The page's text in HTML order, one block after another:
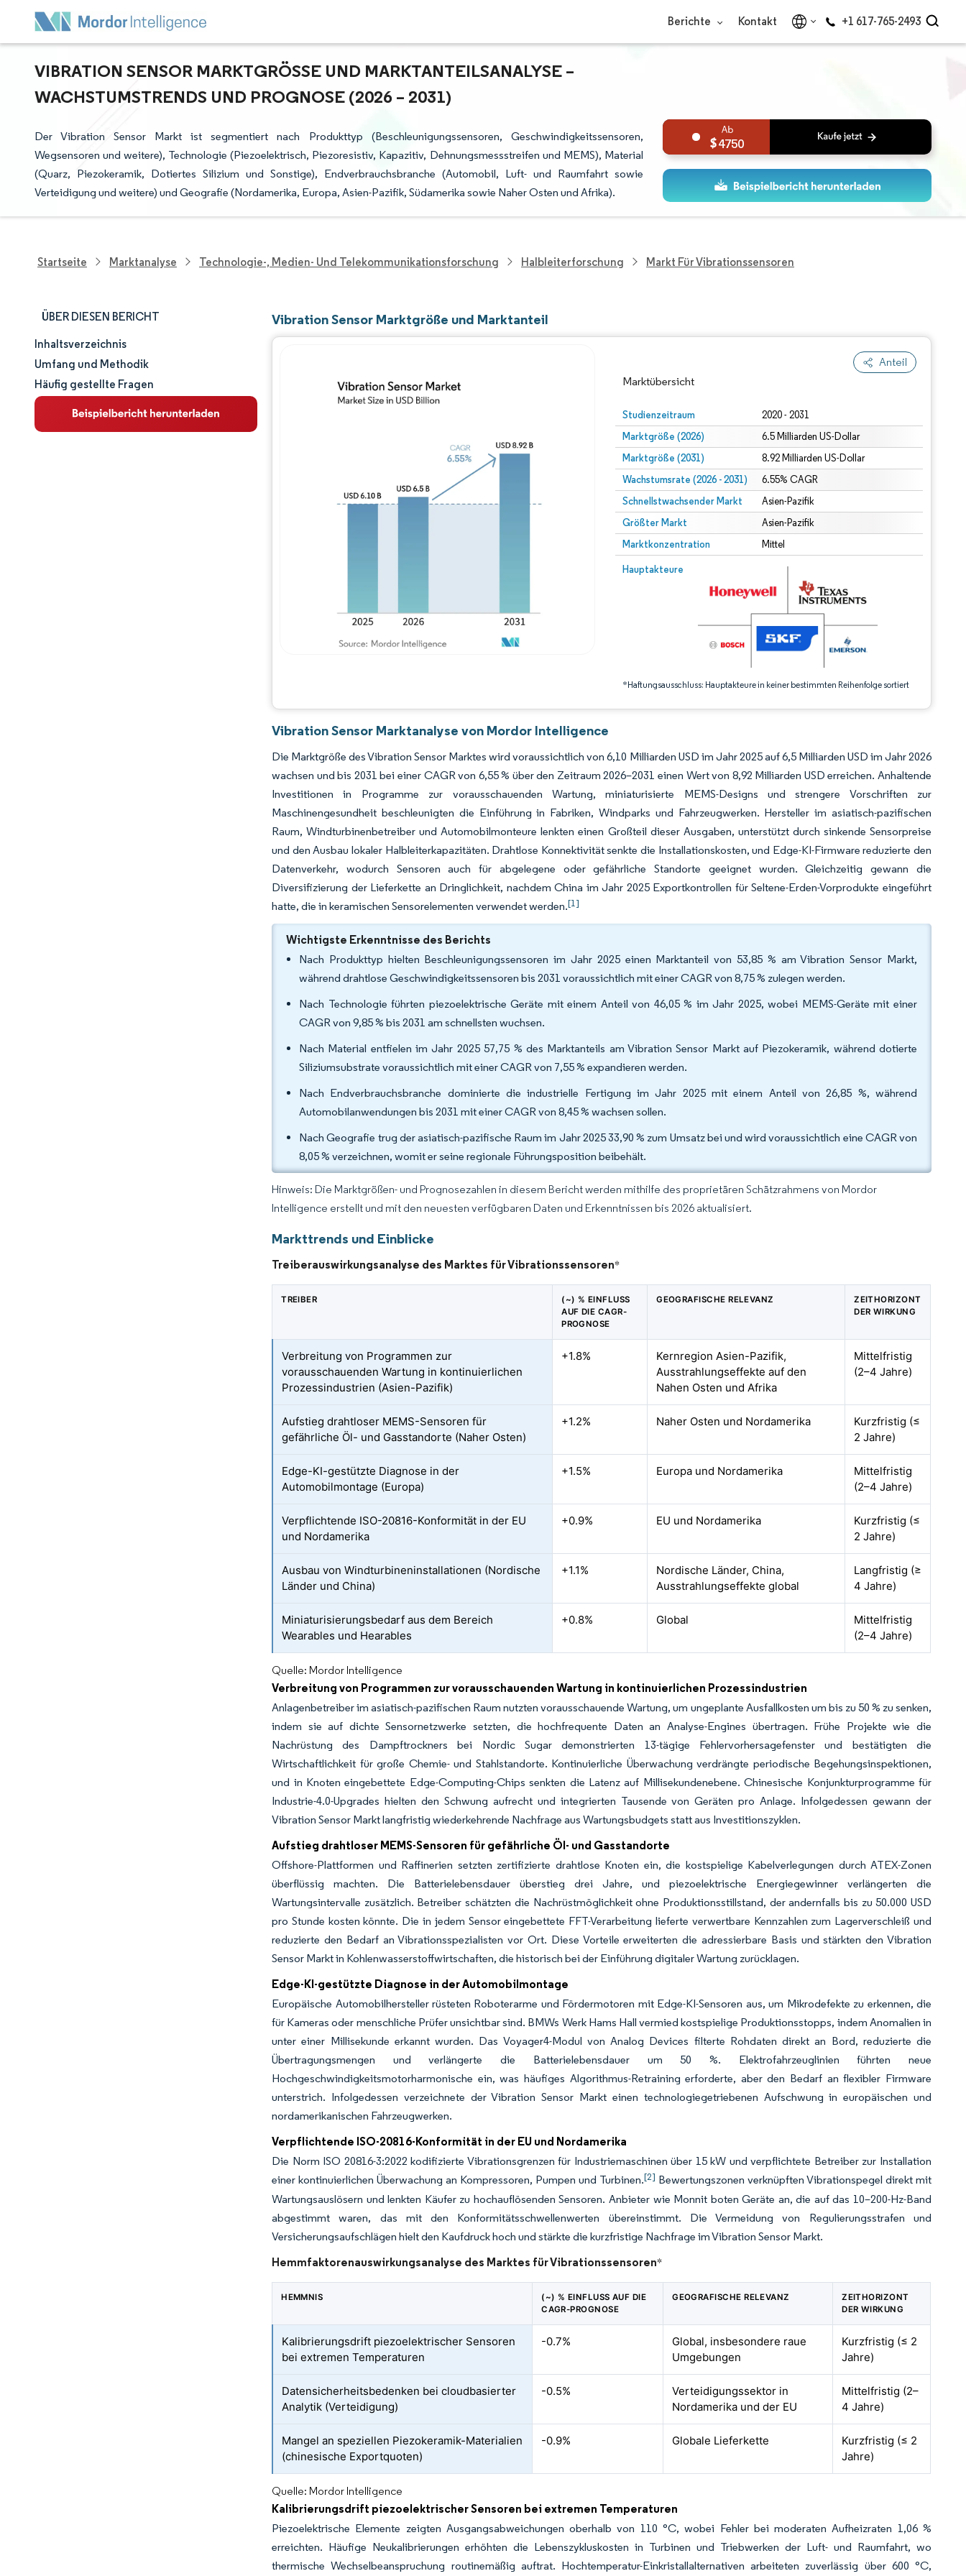
Berichte Kontakt +1 617-765-2493
VIBRATION SENSOR MARKTGRÖSSE UND MARKTANTEILSANALYSE – W
ACHSTUMSTRENDS UND PROGNOSE (2026 – 2031)
Der Vibration Sensor Markt ist segmentiert nach Produkttyp (Beschleunigungssensoren, Geschwindigkeitssensoren,
Wegsensoren und weitere), Technologie (Piezoelektrisch, Piezoresistiv, Kapazitiv, Dehnungsmessstreifen und MEMS), Material
(Quarz, Piezokeramik, Dotiertes Silizium und Sonstige), Endverbrauchsbranche (Automobil, Luft- und Raumfahrt sowie
Verteidigung und weitere) und Geografie (Nordamerika, Europa, Asien-Pazifik, Südamerika sowie Naher Osten und Afrika).
4750
Startseite Marktanalyse Technologie-, Medien- Und Telekommunikationsforschung Halbleiterforschung Markt Für Vibrationssensoren
ÜBER DIESEN BERICHT
Marktgröße und -anteil
Marktanalyse
Trends und Einblicke
Inhaltsverzeichnis
Umfang und Methodik
Häufig gestellte Fragen
Vibration Sensor Marktgröße und Marktanteil
Anteil
Marktübersicht
Studienzeitraum 2020 - 2031
Marktgröße (2026) 6.5 Milliarden US-Dollar
Marktgröße (2031) 8.92 Milliarden US-Dollar
Wachstumsrate (2026 - 2031) 6.55% CAGR
Schnellstwachsender Markt Asien-Pazifik
Größter Markt Asien-Pazifik
Marktkonzentration Mittel
Hauptakteure
*Haftungsausschluss: Hauptakteure in keiner bestimmten Reihenfolge sortiert
Bild © Mordor Intelligence. Wiederverwendung erfordert Namensnennung gemäß CC BY 4.0.
Bild © Mordor Intelligence. Wiederverwendung erfordert Namensnennung gemäß CC BY 4.0.
Vibration Sensor Marktanalyse von Mordor Intelligence
Die Marktgröße des Vibration Sensor Marktes wird voraussichtlich von 6,10 Milliarden USD im Jahr 2025 auf 6,5 Milliarden USD im Jahr 2026
wachsen und bis 2031 bei einer CAGR von 6,55 % über den Zeitraum 2026–2031 einen Wert von 8,92 Milliarden USD erreichen. Anhaltende
Investitionen in Programme zur vorausschauenden Wartung, miniaturisierte MEMS-Designs und strengere Vorschriften zur
Maschinengesundheit beschleunigten die Einführung in Fabriken, Windparks und Fahrzeugwerken. Hersteller im asiatisch-pazifischen
Raum, Windturbinenbetreiber und Automobilmonteure lenkten einen Großteil dieser Ausgaben, unterstützt durch sinkende Sensorpreise
und den Ausbau lokaler Halbleiterkapazitäten. Drahtlose Konnektivität senkte die Installationskosten, und Edge-KI-Firmware reduzierte den
Datenverkehr, wodurch Sensoren auch für abgelegene oder gefährliche Standorte geeignet wurden. Gleichzeitig gewann die
Diversifizierung der Lieferkette an Dringlichkeit, nachdem China im Jahr 2025 Exportkontrollen für Seltene-Erden-Vorprodukte eingeführt
hatte, die in keramischen Sensorelementen verwendet werden.[1]
Wichtigste Erkenntnisse des Berichts
Nach Produkttyp hielten Beschleunigungssensoren im Jahr 2025 einen Marktanteil von 53,85 % am Vibration Sensor Markt,
während drahtlose Geschwindigkeitssensoren bis 2031 voraussichtlich mit einer CAGR von 8,75 % zulegen werden.
Nach Technologie führten piezoelektrische Geräte mit einem Anteil von 46,05 % im Jahr 2025, wobei MEMS-Geräte mit einer
CAGR von 9,85 % bis 2031 am schnellsten wuchsen.
Nach Material entfielen im Jahr 2025 57,75 % des Marktanteils am Vibration Sensor Markt auf Piezokeramik, während dotierte
Siliziumsubstrate voraussichtlich mit einer CAGR von 7,55 % expandieren werden.
Nach Endverbrauchsbranche dominierte die industrielle Fertigung im Jahr 2025 mit einem Anteil von 26,85 %, während
Automobilanwendungen bis 2031 mit einer CAGR von 8,45 % wachsen sollen.
Nach Geografie trug der asiatisch-pazifische Raum im Jahr 2025 33,90 % zum Umsatz bei und wird voraussichtlich eine CAGR von
8,05 % verzeichnen, womit er seine regionale Führungsposition beibehält.
Hinweis: Die Marktgrößen- und Prognosezahlen in diesem Bericht werden mithilfe des proprietären Schätzrahmens von Mordor
Intelligence erstellt und mit den neuesten verfügbaren Daten und Erkenntnissen bis 2026 aktualisiert.
Markttrends und Einblicke
Treiberauswirkungsanalyse des Marktes für Vibrationssensoren*
TREIBER
(~) % EINFLUSS
AUF DIE CAGR-
PROGNOSE
GEOGRAFISCHE RELEVANZ
ZEITHORIZONT
DER WIRKUNG
Verbreitung von Programmen zur
vorausschauenden Wartung in kontinuierlichen
Prozessindustrien (Asien-Pazifik)
+1.8%
Kernregion Asien-Pazifik,
Ausstrahlungseffekte auf den
Nahen Osten und Afrika
Mittelfristig
(2–4 Jahre)
Aufstieg drahtloser MEMS-Sensoren für
gefährliche Öl- und Gasstandorte (Naher Osten)
+1.2% Naher Osten und Nordamerika
Kurzfristig (≤
2 Jahre)
Edge-KI-gestützte Diagnose in der
Automobilmontage (Europa)
+1.5% Europa und Nordamerika
Mittelfristig
(2–4 Jahre)
Verpflichtende ISO-20816-Konformität in der EU
und Nordamerika
+0.9% EU und Nordamerika
Kurzfristig (≤
2 Jahre)
Ausbau von Windturbineninstallationen (Nordische
Länder und China)
+1.1%
Nordische Länder, China,
Ausstrahlungseffekte global
Langfristig (≥
4 Jahre)
Miniaturisierungsbedarf aus dem Bereich
Wearables und Hearables
+0.8% Global
Mittelfristig
(2–4 Jahre)
Quelle: Mordor Intelligence
Verbreitung von Programmen zur vorausschauenden Wartung in kontinuierlichen Prozessindustrien
Anlagenbetreiber im asiatisch-pazifischen Raum nutzten vorausschauende Wartung, um ungeplante Ausfallkosten um bis zu 50 % zu senken,
indem sie auf dichte Sensornetzwerke setzten, die hochfrequente Daten an Analyse-Engines übertragen. Frühe Projekte wie die
Nachrüstung des Dampftrockners bei Nordic Sugar demonstrierten 13-tägige Fehlervorhersagefenster und bestätigten die
Wirtschaftlichkeit für große Chemie- und Stahlstandorte. Kontinuierliche Überwachung verdrängte periodische Begehungsinspektionen,
und in Knoten eingebettete Edge-Computing-Chips senkten die Latenz auf Millisekundenebene. Chinesische Konjunkturprogramme für
Industrie-4.0-Upgrades hielten den Schwung aufrecht und integrierten Tausende von Geräten pro Anlage. Infolgedessen gewann der
Vibration Sensor Markt langfristig wiederkehrende Nachfrage aus Wartungsbudgets statt aus Investitionszyklen.
Aufstieg drahtloser MEMS-Sensoren für gefährliche Öl- und Gasstandorte
Offshore-Plattformen und Raffinerien setzten zertifizierte drahtlose Knoten ein, die kostspielige Kabelverlegungen durch ATEX-Zonen
überflüssig machten. Die Batterielebensdauer überstieg drei Jahre, und piezoelektrische Energiegewinner verlängerten die
Wartungsintervalle zusätzlich. Betreiber schätzten die Nachrüstmöglichkeit ohne Produktionsstillstand, der andernfalls bis zu 50.000 USD
pro Stunde kosten könnte. Die in jedem Sensor eingebettete FFT-Verarbeitung lieferte verwertbare Kennzahlen zum Lagerverschleiß und
reduzierte den Bedarf an Vibrationsspezialisten vor Ort. Diese Vorteile erweiterten die adressierbare Basis und stärkten den Vibration
Sensor Markt in Kohlenwasserstoffwirtschaften, die historisch bei der Einführung digitaler Wartung zurücklagen.
Edge-KI-gestützte Diagnose in der Automobilmontage
Europäische Automobilhersteller rüsteten Roboterarme und Fördermotoren mit Edge-KI-Sensoren aus, um Mikrodefekte zu erkennen, die
für Kameras oder menschliche Prüfer unsichtbar sind. BMWs Werk Hams Hall vermied kostspielige Produktionsstopps, indem Anomalien in
unter einer Millisekunde erkannt wurden. Das Voyager4-Modul von Analog Devices filterte Rohdaten direkt an Bord, reduzierte die
Übertragungsmengen und verlängerte die Batterielebensdauer um 50 %. Elektrofahrzeuglinien führten neue
Hochgeschwindigkeitsmotorharmonische ein, was häufiges Algorithmus-Retraining erforderte, aber den Bedarf an flexibler Firmware
unterstrich. Infolgedessen verzeichnete der Vibration Sensor Markt einen technologiegetriebenen Aufschwung in europäischen und
nordamerikanischen Fahrzeugwerken.
Verpflichtende ISO-20816-Konformität in der EU und Nordamerika
Die Norm ISO 20816-3:2022 kodifizierte Vibrationsgrenzen für Industriemaschinen über 15 kW und verpflichtete Betreiber zur Installation
einer kontinuierlichen Überwachung an Kompressoren, Pumpen und Turbinen.[2] Bewertungszonen verknüpften Vibrationspegel direkt mit
Wartungsauslösern und lenkten Käufer zu hochauflösenden Sensoren. Anbieter wie Monnit boten Geräte an, die auf das 10–200-Hz-Band
abgestimmt waren, das mit den Konformitätsschwellenwerten übereinstimmt. Die Vermeidung von Regulierungsstrafen und
Versicherungsaufschlägen hielt den Kaufdruck hoch und stärkte die kurzfristige Nachfrage im Vibration Sensor Markt.
Hemmfaktorenauswirkungsanalyse des Marktes für Vibrationssensoren*
HEMMNIS
(~) % EINFLUSS AUF DIE
CAGR-PROGNOSE
GEOGRAFISCHE RELEVANZ
ZEITHORIZONT
DER WIRKUNG
Kalibrierungsdrift piezoelektrischer Sensoren
bei extremen Temperaturen
-0.7%
Global, insbesondere raue
Umgebungen
Kurzfristig (≤ 2
Jahre)
Datensicherheitsbedenken bei cloudbasierter
Analytik (Verteidigung)
-0.5%
Verteidigungssektor in
Nordamerika und der EU
Mittelfristig (2–
4 Jahre)
Mangel an speziellen Piezokeramik-Materialien
(chinesische Exportquoten)
-0.9% Globale Lieferkette
Kurzfristig (≤ 2
Jahre)
Quelle: Mordor Intelligence
Kalibrierungsdrift piezoelektrischer Sensoren bei extremen Temperaturen
Piezoelektrische Elemente zeigten Ausgangsabweichungen oberhalb von 110 °C, wobei Fehler bei moderaten Aufheizraten 1,06 %
erreichten. Häufige Neukalibrierungen erhöhten die Lebenszykluskosten in Turbinen und Triebwerken der Luft- und Raumfahrt, wo
thermische Wechselbeanspruchung routinemäßig auftrat. Hochtemperatur-Einkristallalternativen arbeiteten zuverlässig über 600 °C,